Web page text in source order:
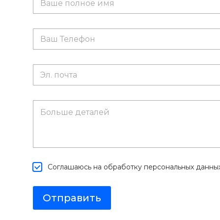
* Соглашаюсь на обработку персональных
Отправить